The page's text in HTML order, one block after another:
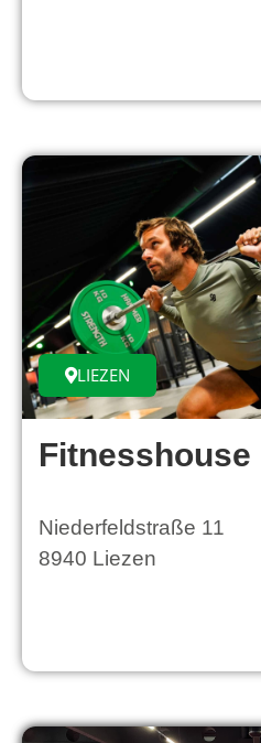
LIEZEN
Fitnesshouse
Niederfeldstraße 11
8940 Liezen